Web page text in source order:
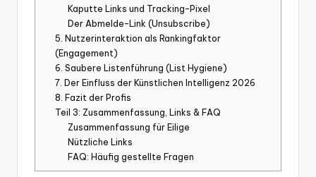
Kaputte Links und Tracking-Pixel
Der Abmelde-Link (Unsubscribe)
5. Nutzerinteraktion als Rankingfaktor
(Engagement)
6. Saubere Listenführung (List Hygiene)
7. Der Einfluss der Künstlichen Intelligenz 2026
8. Fazit der Profis
Teil 3: Zusammenfassung, Links & FAQ
Zusammenfassung für Eilige
Nützliche Links
FAQ: Häufig gestellte Fragen